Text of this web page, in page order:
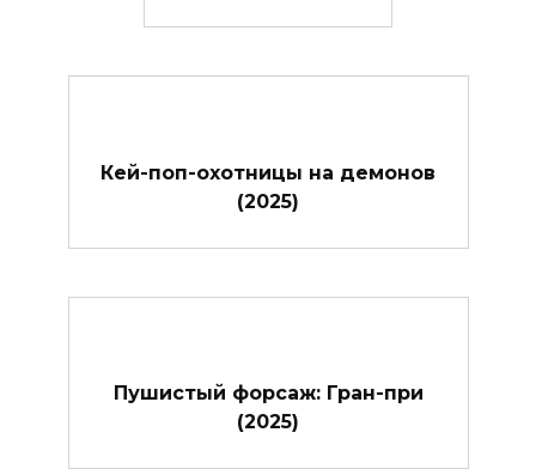
Кей-поп-охотницы на демонов
(2025)
Пушистый форсаж: Гран-при
(2025)